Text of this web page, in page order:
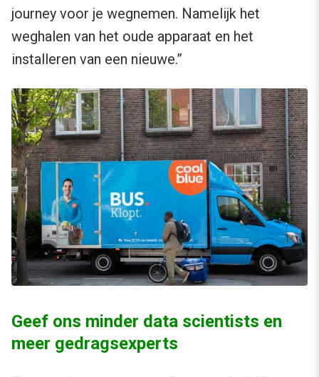
journey voor je wegnemen. Namelijk het
weghalen van het oude apparaat en het
installeren van een nieuwe.”
Geef ons minder data scientists en
meer gedragsexperts